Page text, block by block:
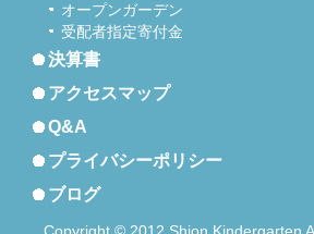
オープンガーデン
受配者指定寄付金
決算書
アクセスマップ
Q&A
プライバシーポリシー
ブログ